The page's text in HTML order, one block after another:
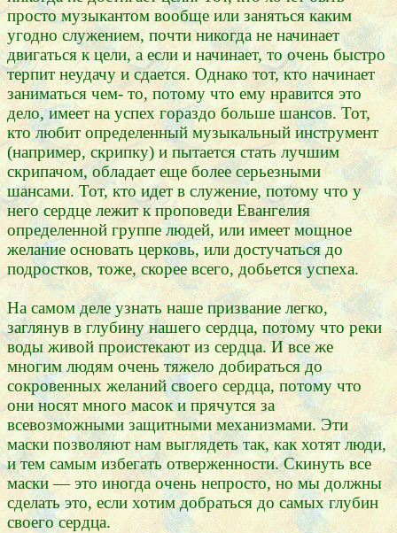
просто музыкантом вообще или заняться каким
угодно служением, почти никогда не начинает
двигаться к цели, а если и начинает, то очень быстро
терпит неудачу и сдается. Однако тот, кто начинает
заниматься чем- то, потому что ему нравится это
дело, имеет на успех гораздо больше шансов. Тот,
кто любит определенный музыкальный инструмент
(например, скрипку) и пытается стать лучшим
скрипачом, обладает еще более серьезными
шансами. Тот, кто идет в служение, потому что у
него сердце лежит к проповеди Евангелия
определенной группе людей, или имеет мощное
желание основать церковь, или достучаться до
подростков, тоже, скорее всего, добьется успеха.
На самом деле узнать наше призвание легко,
заглянув в глубину нашего сердца, потому что реки
воды живой проистекают из сердца. И все же
многим людям очень тяжело добираться до
сокровенных желаний своего сердца, потому что
они носят много масок и прячутся за
всевозможными защитными механизмами. Эти
маски позволяют нам выглядеть так, как хотят люди,
и тем самым избегать отверженности. Скинуть все
маски — это иногда очень непросто, но мы должны
сделать это, если хотим добраться до самых глубин
своего сердца.